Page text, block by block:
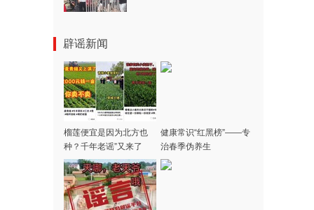
辟谣新闻
榴莲便宜是因为北方也
种？千年老谣”又来了
健康常识“红黑榜”——专
治春季伪养生